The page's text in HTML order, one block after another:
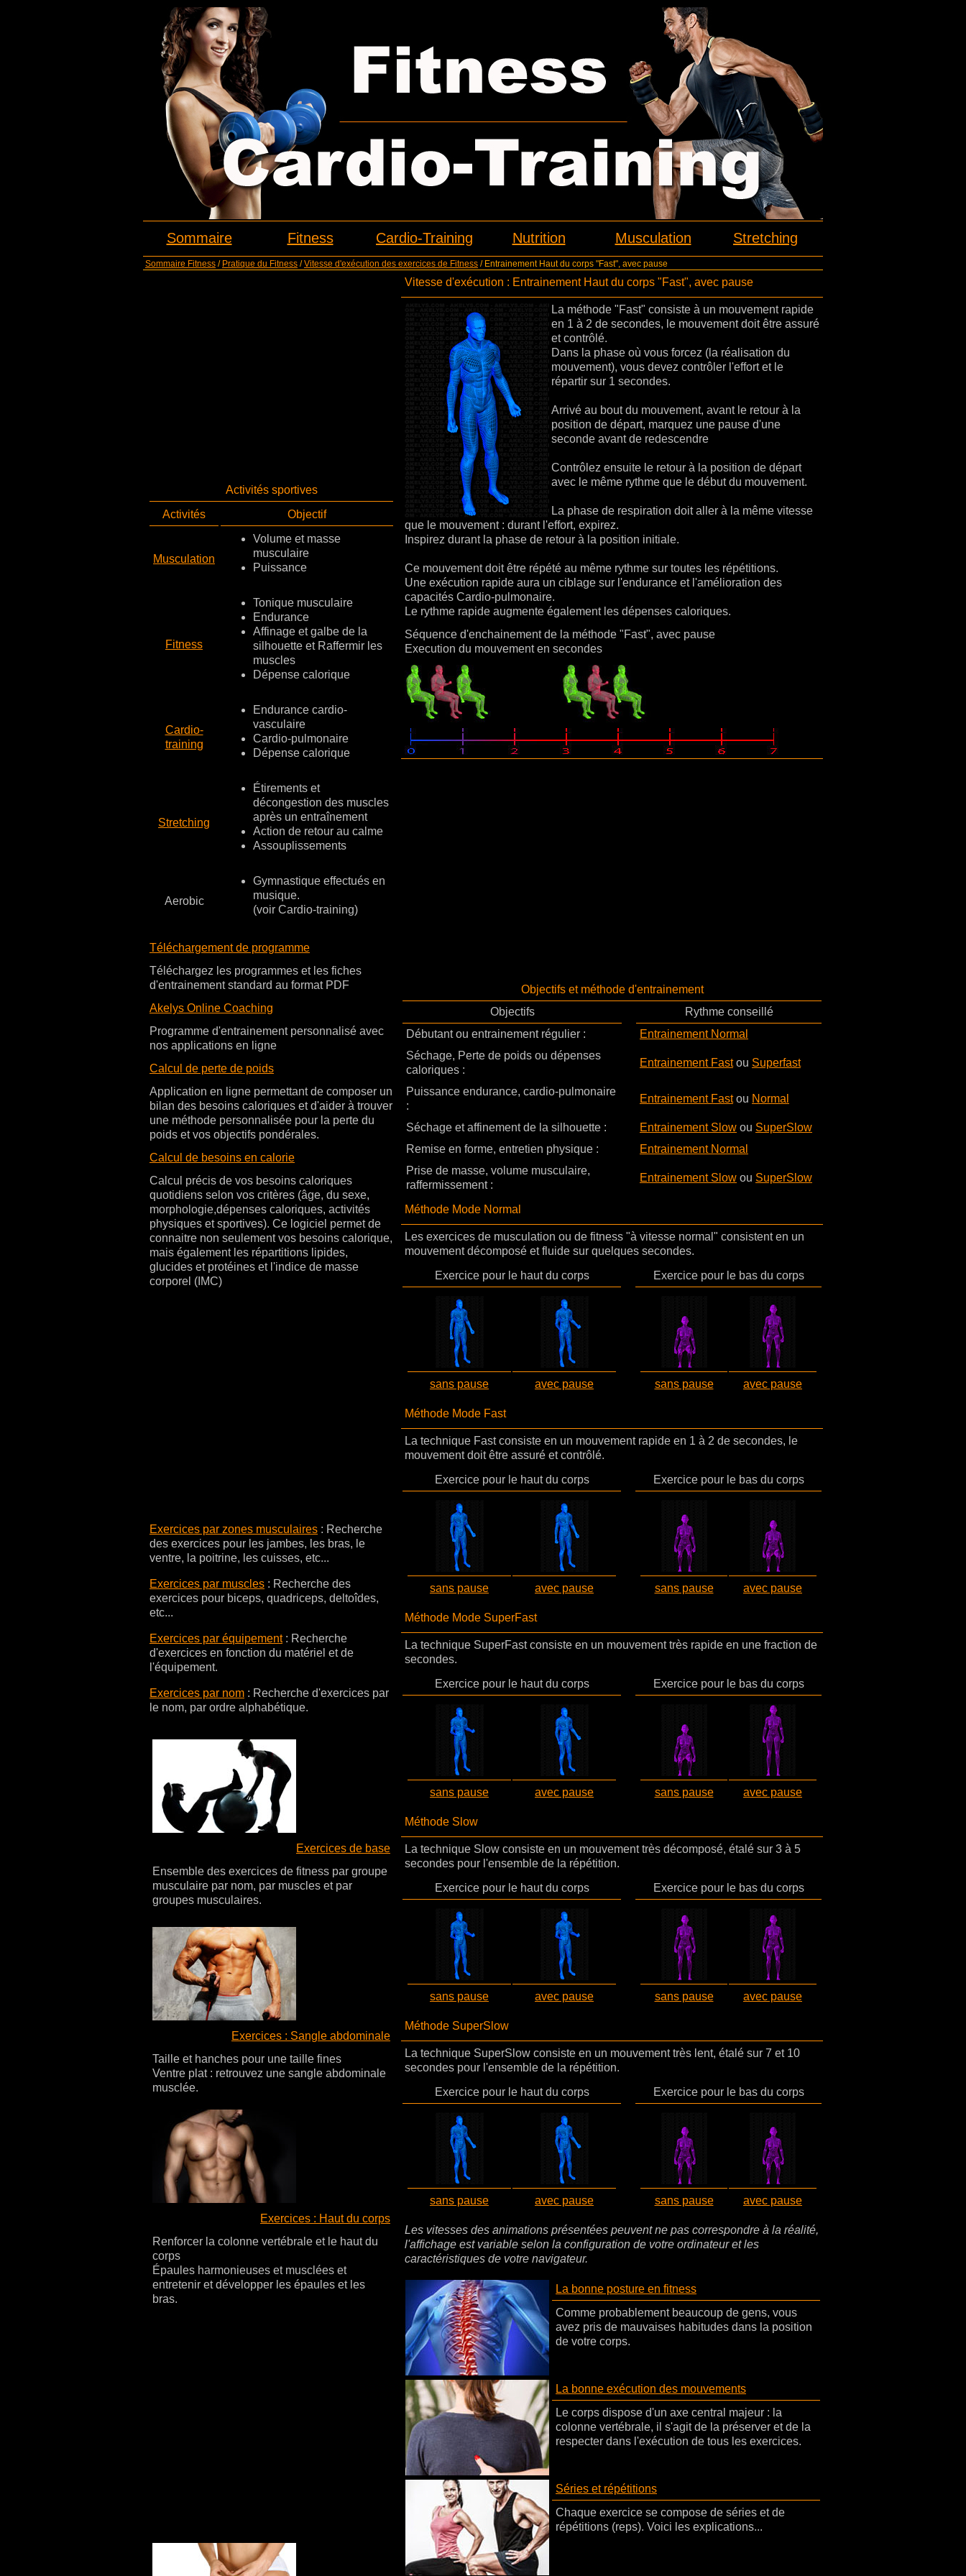
Sommaire Fitness Cardio-Training Nutrition Musculation Stretching
Sommaire Fitness / Pratique du Fitness /Vitesse d'exécution des exercices de Fitness / Entrainement Haut du corps "Fast", avec pause
Activités sportives
Activités
Objectif
Musculation
Volume et masse
musculaire
Puissance
Fitness
Tonique musculaire
Endurance
Affinage et galbe de la
silhouette et Raffermir les
muscles
Dépense calorique
Cardio-
training
Endurance cardio-
vasculaire
Cardio-pulmonaire
Dépense calorique
Stretching
Étirements et
décongestion des muscles
après un entraînement
Action de retour au calme
Assouplissements
Aerobic
Gymnastique effectués en
musique.
(voir Cardio-training)
Téléchargement de programme
Téléchargez les programmes et les fiches
d'entrainement standard au format PDF
Akelys Online Coaching
Programme d'entrainement personnalisé avec
nos applications en ligne
Calcul de perte de poids
Application en ligne permettant de composer un
bilan des besoins caloriques et d'aider à trouver
une méthode personnalisée pour la perte du
poids et vos objectifs pondérales.
Calcul de besoins en calorie
Calcul précis de vos besoins caloriques
quotidiens selon vos critères (âge, du sexe,
morphologie,dépenses caloriques, activités
physiques et sportives). Ce logiciel permet de
connaitre non seulement vos besoins calorique,
mais également les répartitions lipides,
glucides et protéines et l'indice de masse
corporel (IMC)
Exercices par zones musculaires : Recherche
des exercices pour les jambes, les bras, le
ventre, la poitrine, les cuisses, etc...
Exercices par muscles : Recherche des
exercices pour biceps, quadriceps, deltoîdes,
etc...
Exercices par équipement: Recherche
d'exercices en fonction du matériel et de
l'équipement.
Exercices par nom : Recherche d'exercices par
le nom, par ordre alphabétique.
Exercices de base
Ensemble des exercices de fitness par groupe
musculaire par nom, par muscles et par
groupes musculaires.
Exercices : Sangle abdominale
Taille et hanches pour une taille fines
Ventre plat : retrouvez une sangle abdominale
musclée.
Exercices : Haut du corps
Renforcer la colonne vertébrale et le haut du
corps
Épaules harmonieuses et musclées et
entretenir et développer les épaules et les
bras.
Vitesse d'exécution : Entrainement Haut du corps "Fast", avec pause
La méthode "Fast" consiste à un mouvement rapide
en 1 à 2 de secondes, le mouvement doit être assuré
et contrôlé.
Dans la phase où vous forcez (la réalisation du
mouvement), vous devez contrôler l'effort et le
répartir sur 1 secondes.
Arrivé au bout du mouvement, avant le retour à la
position de départ, marquez une pause d'une
seconde avant de redescendre
Contrôlez ensuite le retour à la position de départ
avec le même rythme que le début du mouvement.
La phase de respiration doit aller à la même vitesse
que le mouvement : durant l'effort, expirez.
Inspirez durant la phase de retour à la position initiale.
Ce mouvement doit être répété au même rythme sur toutes les répétitions.
Une exécution rapide aura un ciblage sur l'endurance et l'amélioration des
capacités Cardio-pulmonaire.
Le rythme rapide augmente également les dépenses caloriques.
Séquence d'enchainement de la méthode "Fast", avec pause
Execution du mouvement en secondes
Objectifs et méthode d'entrainement
Objectifs
Rythme conseillé
Débutant ou entrainement régulier :
Entrainement Normal
Séchage, Perte de poids ou dépenses
caloriques :
Entrainement Fastou Superfast
Puissance endurance, cardio-pulmonaire
:
Entrainement Fastou Normal
Séchage et affinement de la silhouette : Entrainement Slow ou SuperSlow
Remise en forme, entretien physique :
Entrainement Normal
Prise de masse, volume musculaire,
raffermissement :
Entrainement Slow ou SuperSlow
Méthode Mode Normal
Les exercices de musculation ou de fitness "à vitesse normal" consistent en un
mouvement décomposé et fluide sur quelques secondes.
Exercice pour le haut du corps
Exercice pour le bas du corps
sans pause avec pause sans pause avec pause
Méthode Mode Fast
La technique Fast consiste en un mouvement rapide en 1 à 2 de secondes, le
mouvement doit être assuré et contrôlé.
Exercice pour le haut du corps
Exercice pour le bas du corps
sans pause avec pause sans pause avec pause
Méthode Mode SuperFast
La technique SuperFast consiste en un mouvement très rapide en une fraction de
secondes.
Exercice pour le haut du corps
Exercice pour le bas du corps
sans pause avec pause sans pause avec pause
Méthode Slow
La technique Slow consiste en un mouvement très décomposé, étalé sur 3 à 5
secondes pour l'ensemble de la répétition.
Exercice pour le haut du corps
Exercice pour le bas du corps
sans pause avec pause sans pause avec pause
Méthode SuperSlow
La technique SuperSlow consiste en un mouvement très lent, étalé sur 7 et 10
secondes pour l'ensemble de la répétition.
Exercice pour le haut du corps
Exercice pour le bas du corps
sans pause avec pause sans pause avec pause
Les vitesses des animations présentées peuvent ne pas correspondre à la réalité,
l'affichage est variable selon la configuration de votre ordinateur et les
caractéristiques de votre navigateur.
La bonne posture en fitness
Comme probablement beaucoup de gens, vous
avez pris de mauvaises habitudes dans la position
de votre corps.
La bonne exécution des mouvements
Le corps dispose d'un axe central majeur : la
colonne vertébrale, il s'agit de la préserver et de la
respecter dans l'exécution de tous les exercices.
Séries et répétitions
Chaque exercice se compose de séries et de
répétitions (reps). Voici les explications...